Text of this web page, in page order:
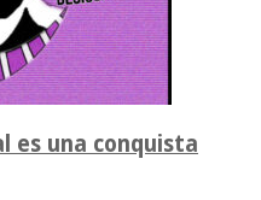
es una conquista